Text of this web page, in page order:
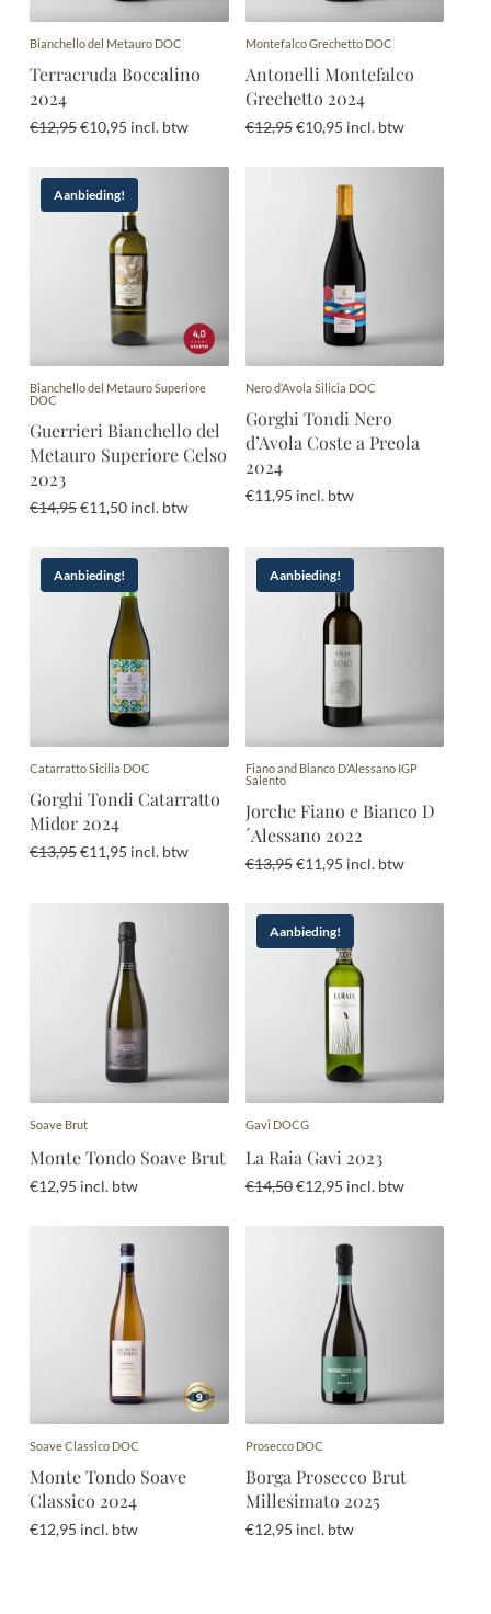
Bianchello del Metauro DOC
Terracruda Boccalino
2024
€12,95Oorspronkelijke
was:
€12,95.
€10,95Huidige
is:
€10,95.
incl. btw
Montefalco Grechetto DOC
Antonelli Montefalco
Grechetto 2024
€12,95 Oorspronkelijke
was:
€12,95.
€10,95Huidige
is:
€10,95.
incl. btw
Aanbieding!
Bianchello del Metauro Superiore
DOC
Guerrieri Bianchello del
Metauro Superiore Celso
2023
€14,95Oorspronkelijke
was:
€11,50Huidige
is:
€11,50.
incl. btw
Nero d’Avola Silicia DOC
Gorghi Tondi Nero
d’Avola Coste a Preola
2024
€11,95 incl. btw
Aanbieding!
Catarratto Sicilia DOC
Gorghi Tondi Catarratto
Midor 2024
€13,95Oorspronkelijke
€13,95.
€11,95Huidige
€11,95.
incl. btw
Aanbieding!
Fiano and Bianco D’Alessano IGP
Salento
Jorche Fiano e Bianco D
´Alessano 2022
€13,95 Oorspronkelijke
was:
€11,95Huidige
is:
€11,95.
incl. btw
Soave Brut
Monte Tondo Soave Brut
€12,95 incl. btw
Aanbieding!
Gavi DOCG
La Raia Gavi 2023
€14,50 Oorspronkelijke
was:
€14,50.
€12,95Huidige
is:
€12,95.
incl. btw
Soave Classico DOC
Monte Tondo Soave
Classico 2024
€12,95 incl. btw
Prosecco DOC
Borga Prosecco Brut
Millesimato 2025
€12,95 incl. btw